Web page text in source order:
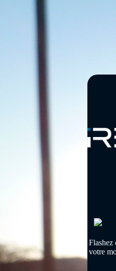
Flashez
votre